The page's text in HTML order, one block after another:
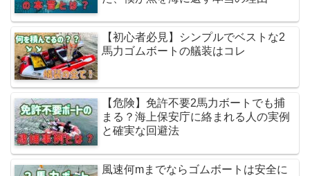
【初心者必見】シンプルでベストな2
馬力ゴムボートの艤装はコレ
【危険】免許不要2馬力ボートでも捕
まる？海上保安庁に絡まれる人の実例
と確実な回避法
風速何mまでならゴムボートは安全に